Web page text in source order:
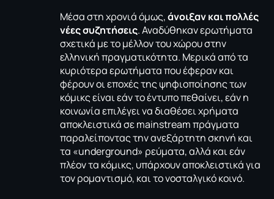
Μέσα στη χρονιά όμως,άνοιξαν και πολλές
νέες συζητήσεις. Αναδύθηκαν ερωτήματα
σχετικά με το μέλλον του χώρου στην
ελληνική πραγματικότητα. Μερικά από τα
κυριότερα ερωτήματα που έφεραν και
φέρουν οι εποχές της ψηφιοποίησης των
κόμικς είναι εάν το έντυπο πεθαίνει, εάν η
κοινωνία επιλέγει να διαθέσει χρήματα
αποκλειστικά σε mainstream πράγματα
παραλείποντας την ανεξάρτητη σκηνή και
τα «underground» ρεύματα, αλλά και εάν
πλέον τα κόμικς, υπάρχουν αποκλειστικά για
τον ρομαντισμό, και το νοσταλγικό κοινό.